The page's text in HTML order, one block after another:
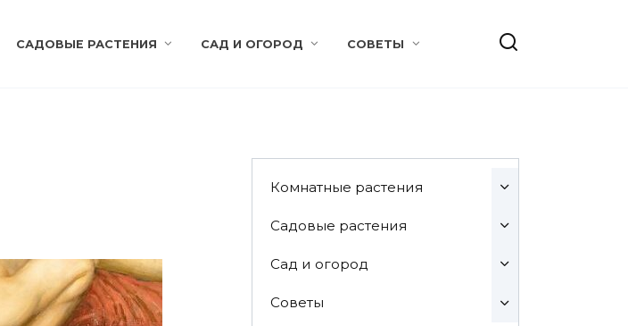
САДОВЫЕ РАСТЕНИЯ САД И ОГОРОД СОВЕТЫ
Комнатные растения
Садовые растения
Сад и огород
Советы